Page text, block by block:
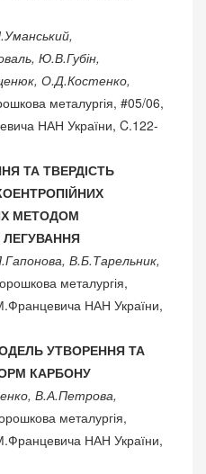
Ю.В.Губін,
О.Д.Костенко,
металургія, #05/06,
НАН України, C.122-
ТА ТВЕРДІСТЬ
МЕТОДОМ
ЛЕГУВАННЯ
В.Б.Тарельник,
металургія,
НАН України,
УТВОРЕННЯ ТА
КАРБОНУ
В.А.Петрова,
металургія,
НАН України,